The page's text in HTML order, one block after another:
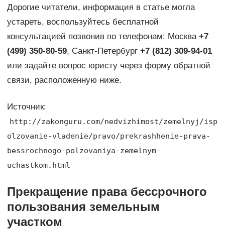
Дорогие читатели, информация в статье могла
устареть, воспользуйтесь бесплатной
консультацией позвонив по телефонам: Москва +7
(499) 350-80-59, Санкт-Петербург +7 (812) 309-94-01
или задайте вопрос юристу через форму обратной
связи, расположенную ниже.
Источник:
http://zakonguru.com/nedvizhimost/zemelnyj/isp
olzovanie-vladenie/pravo/prekrashhenie-prava-
bessrochnogo-polzovaniya-zemelnym-
uchastkom.html
Прекращение права бессрочного
пользования земельным
участком